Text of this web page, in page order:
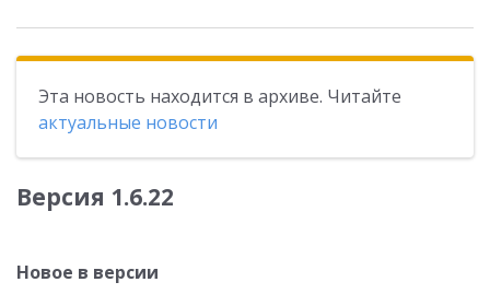
Эта новость находится в архиве. Читайте
актуальные новости
Версия 1.6.22
Новое в версии